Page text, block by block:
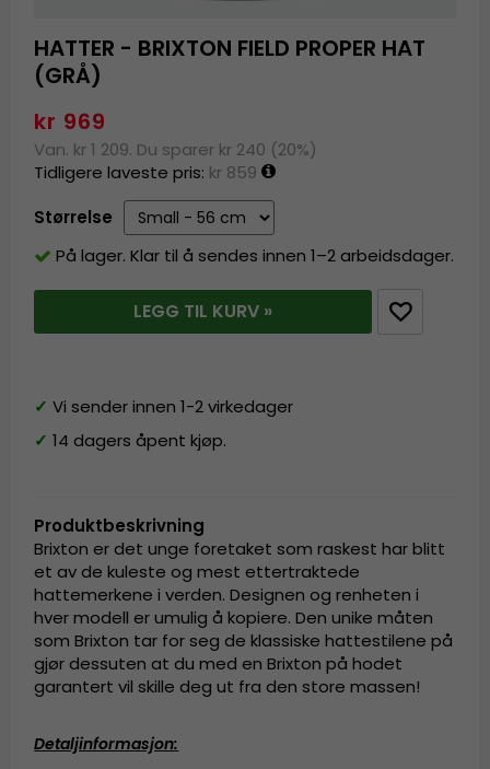
HATTER - BRIXTON FIELD PROPER HAT
(GRÅ)
kr 969
Van. kr 1 209. Du sparer kr 240 (20%)
Tidligere laveste pris: kr 859
Størrelse
På lager. Klar til å sendes innen 1–2 arbeidsdager.
LEGG TIL KURV »
✓ Vi sender innen 1-2 virkedager
✓ 14 dagers åpent kjøp.
Produktbeskrivning
Brixton er det unge foretaket som raskest har blitt
et av de kuleste og mest ettertraktede
hattemerkene i verden. Designen og renheten i
hver modell er umulig å kopiere. Den unike måten
som Brixton tar for seg de klassiske hattestilene på
gjør dessuten at du med en Brixton på hodet
garantert vil skille deg ut fra den store massen!
Detaljinformasjon: